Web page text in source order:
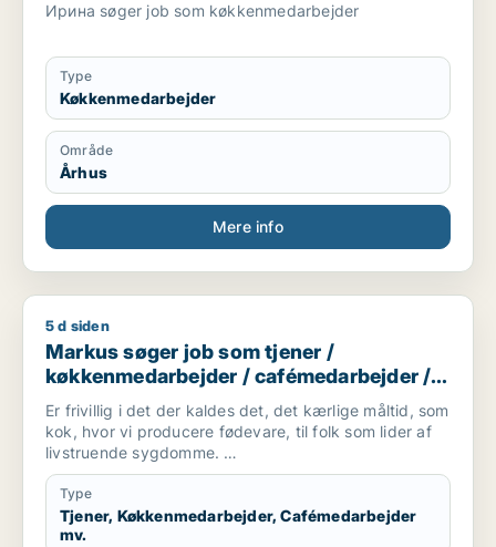
Ирина søger job som køkkenmedarbejder
Type
Køkkenmedarbejder
Område
Århus
Mere info
Markus søger job som tjener / køkkenmedarbejder /
5 d siden
Markus søger job som tjener /
køkkenmedarbejder / cafémedarbejder /
butiksmedarbejder / blomsterhandler
Er frivillig i det der kaldes det, det kærlige måltid, som
kok, hvor vi producere fødevare, til folk som lider af
livstruende sygdomme.
Er studerende på FGU, som er en skole hvor man kan
få suppleret sine folkeskolefag, så man kan komme
videre ind på en
ungdomsuddannelse(gymnasial/erhvervsuddannelse).
Type
Tjener, Køkkenmedarbejder, Cafémedarbejder
mv.